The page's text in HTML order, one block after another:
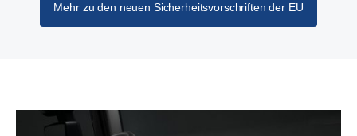
Mehr zu den neuen Sicherheitsvorschriften der EU